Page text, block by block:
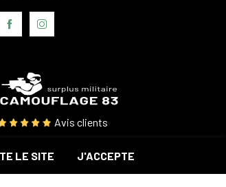
LE SITE J'ACCEPTE
Avis clients